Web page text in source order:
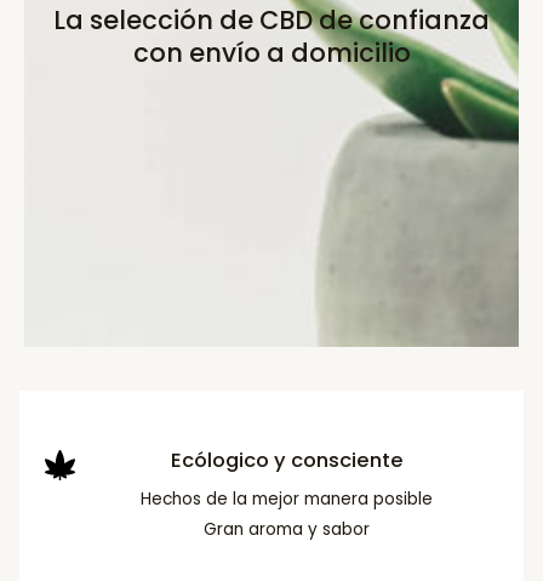
La selección de CBD de confianza
con envío a domicilio
Ecólogico y consciente
Hechos de la mejor manera posible
Gran aroma y sabor